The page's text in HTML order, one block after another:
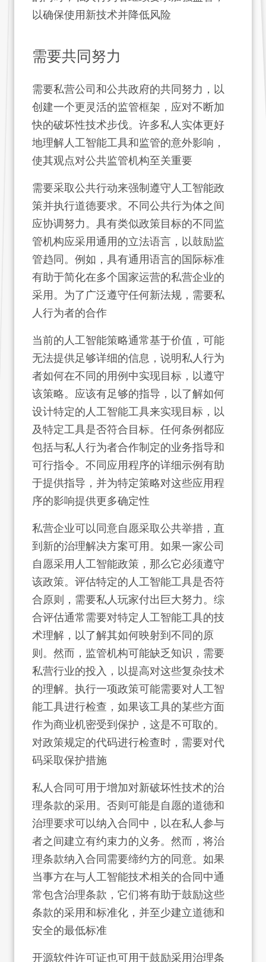
以确保使用新技术并降低风险
需要共同努力
需要私营公司和公共政府的共同努力，以
创建一个更灵活的监管框架，应对不断加
快的破坏性技术步伐。许多私人实体更好
地理解人工智能工具和监管的意外影响，
使其观点对公共监管机构至关重要
需要采取公共行动来强制遵守人工智能政
策并执行道德要求。不同公共行为体之间
应协调努力。具有类似政策目标的不同监
管机构应采用通用的立法语言，以鼓励监
管趋同。例如，具有通用语言的国际标准
有助于简化在多个国家运营的私营企业的
采用。为了广泛遵守任何新法规，需要私
人行为者的合作
当前的人工智能策略通常基于价值，可能
无法提供足够详细的信息，说明私人行为
者如何在不同的用例中实现目标，以遵守
该策略。应该有足够的指导，以了解如何
设计特定的人工智能工具来实现目标，以
及特定工具是否符合目标。任何条例都应
包括与私人行为者合作制定的业务指导和
可行指令。不同应用程序的详细示例有助
于提供指导，并为特定策略对这些应用程
序的影响提供更多确定性
私营企业可以同意自愿采取公共举措，直
到新的治理解决方案可用。如果一家公司
自愿采用人工智能政策，那么它必须遵守
该政策。评估特定的人工智能工具是否符
合原则，需要私人玩家付出巨大努力。综
合评估通常需要对特定人工智能工具的技
术理解，以了解其如何映射到不同的原
则。然而，监管机构可能缺乏知识，需要
私营行业的投入，以提高对这些复杂技术
的理解。执行一项政策可能需要对人工智
能工具进行检查，如果该工具的某些方面
作为商业机密受到保护，这是不可取的。
对政策规定的代码进行检查时，需要对代
码采取保护措施
私人合同可用于增加对新破坏性技术的治
理条款的采用。否则可能是自愿的道德和
治理要求可以纳入合同中，以在私人参与
者之间建立有约束力的义务。然而，将治
理条款纳入合同需要缔约方的同意。如果
当事方在与人工智能技术相关的合同中通
常包含治理条款，它们将有助于鼓励这些
条款的采用和标准化，并至少建立道德和
安全的最低标准
开源软件许可证也可用于鼓励采用治理条